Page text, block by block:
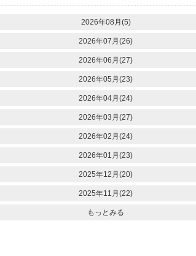
2026年08月(5)
2026年07月(26)
2026年06月(27)
2026年05月(23)
2026年04月(24)
2026年03月(27)
2026年02月(24)
2026年01月(23)
2025年12月(20)
2025年11月(22)
もっとみる